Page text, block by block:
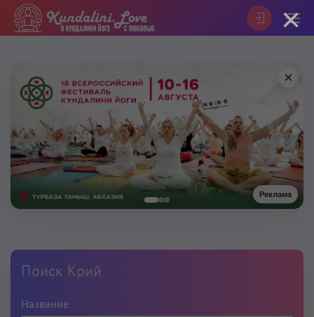
Реклама
×
Поиск Крий
Название
×